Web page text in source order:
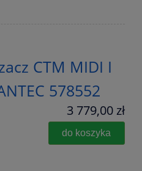
CTM MIDI I
578552
3 779,00 zł
do koszyka